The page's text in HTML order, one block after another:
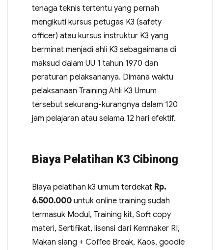
tenaga teknis tertentu yang pernah
mengikuti kursus petugas K3 (safety
officer) atau kursus instruktur K3 yang
berminat menjadi ahli K3 sebagaimana di
maksud dalam UU 1 tahun 1970 dan
peraturan pelaksananya. Dimana waktu
pelaksanaan Training Ahli K3 Umum
tersebut sekurang-kurangnya dalam 120
jam pelajaran atau selama 12 hari efektif.
Biaya Pelatihan K3 Cibinong
Biaya pelatihan k3 umum terdekat Rp.
6.500.000untuk online training sudah
termasuk Modul, Training kit, Soft copy
materi, Sertifikat, lisensi dari Kemnaker RI,
Makan siang + Coffee Break, Kaos, goodie